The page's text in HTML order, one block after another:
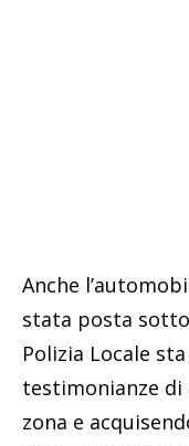
Anche
stata posta
Polizia Locale
testimonianze di
zona e